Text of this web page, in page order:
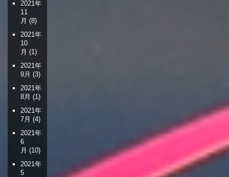
2021年
11
月 (8)
2021年
10
月 (1)
2021年
9月 (3)
2021年
8月 (1)
2021年
7月 (4)
2021年
6
月 (10)
2021年
5